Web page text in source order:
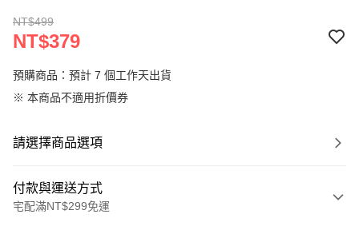
NT$499
NT$379
預購商品：預計 7 個工作天出貨
※ 本商品不適用折價券
請選擇商品選項
付款與運送方式
宅配滿NT$299免運